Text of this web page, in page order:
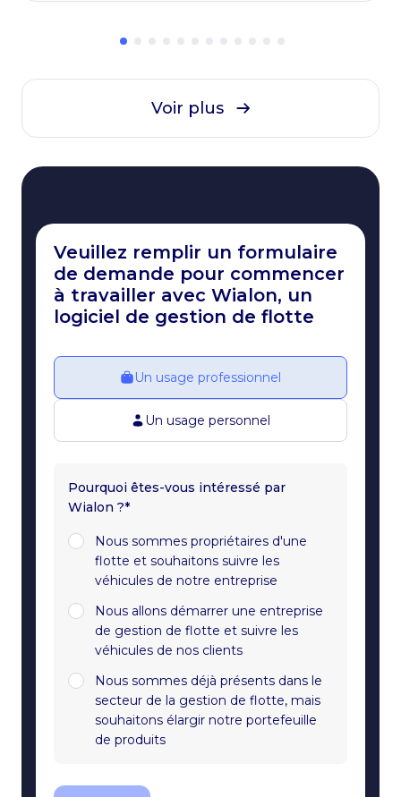
Voir plus
Veuillez remplir un formulaire
de demande pour commencer
à travailler avec Wialon, un
logiciel de gestion de flotte
Un usage professionnel
Un usage personnel
Pourquoi êtes-vous intéressé par
Wialon ?*
Nous sommes propriétaires d'une
flotte et souhaitons suivre les
véhicules de notre entreprise
Nous allons démarrer une entreprise
de gestion de flotte et suivre les
véhicules de nos clients
Nous sommes déjà présents dans le
secteur de la gestion de flotte, mais
souhaitons élargir notre portefeuille
de produits